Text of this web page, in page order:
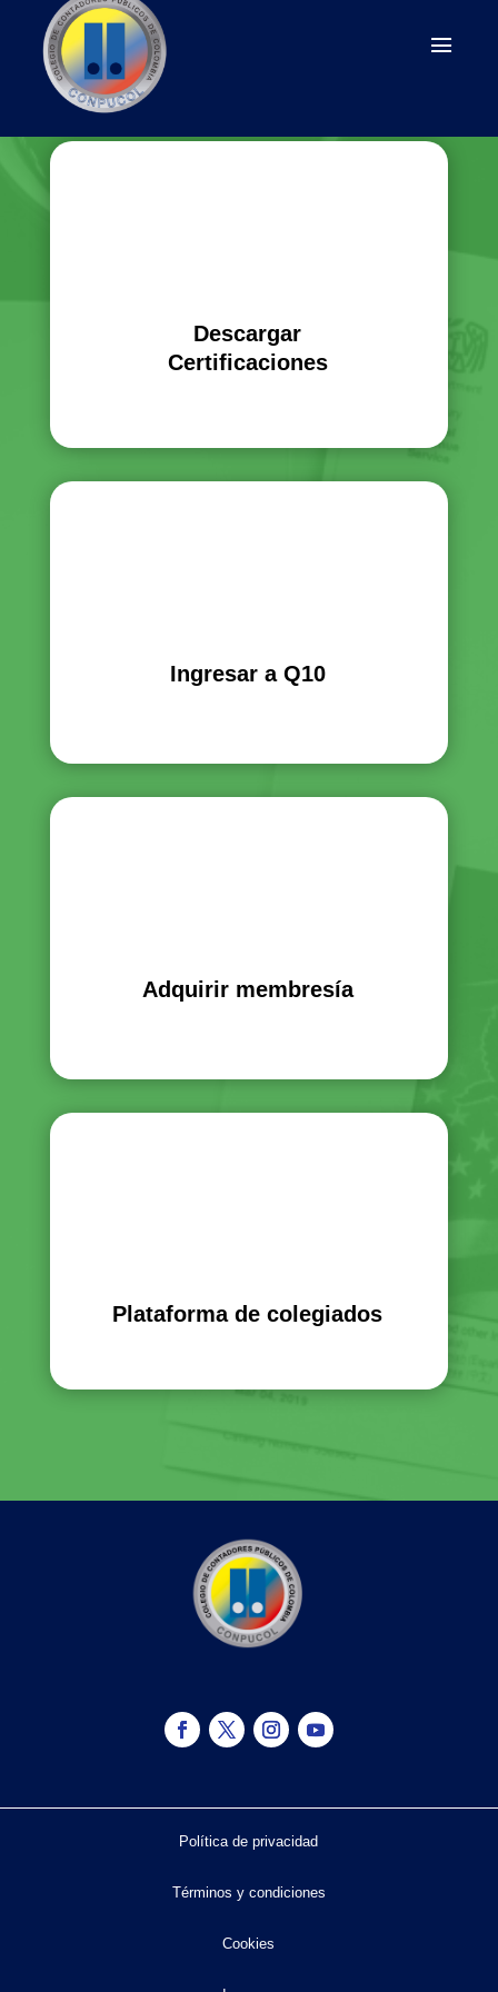
Descargar
Certificaciones
Ingresar a Q10
Adquirir membresía
Plataforma de colegiados
Política de privacidad
Términos y condiciones
Cookies